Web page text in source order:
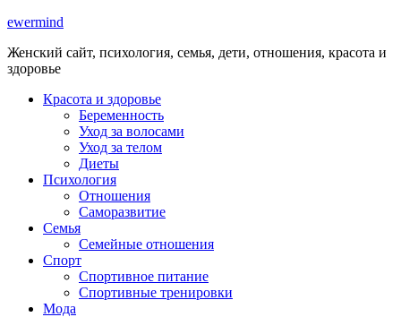
ewermind
Женский сайт, психология, семья, дети, отношения, красота и
здоровье
Красота и здоровье
Беременность
Уход за волосами
Уход за телом
Диеты
Психология
Отношения
Саморазвитие
Семья
Семейные отношения
Спорт
Спортивное питание
Спортивные тренировки
Мода